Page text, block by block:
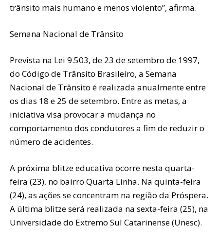
trânsito mais humano e menos violento”, afirma.
Semana Nacional de Trânsito
Prevista na Lei 9.503, de 23 de setembro de 1997,
do Código de Trânsito Brasileiro, a Semana
Nacional de Trânsito é realizada anualmente entre
os dias 18 e 25 de setembro. Entre as metas, a
iniciativa visa provocar a mudança no
comportamento dos condutores a fim de reduzir o
número de acidentes.
A próxima blitze educativa ocorre nesta quarta-
feira (23), no bairro Quarta Linha. Na quinta-feira
(24), as ações se concentram na região da Próspera.
A última blitze será realizada na sexta-feira (25), na
Universidade do Extremo Sul Catarinense (Unesc).